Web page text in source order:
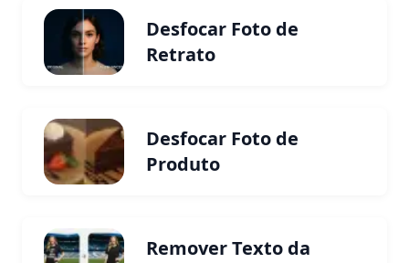
Desfocar Foto de
Retrato
Desfocar Foto de
Produto
Remover Texto da